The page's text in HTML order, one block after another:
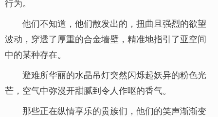
他们不知道，他们散发出的，扭曲且强烈的欲望
波动，穿透了厚重的合金墙壁，精准地指引了亚空间
中的某种存在。
避难所华丽的水晶吊灯突然闪烁起妖异的粉色光
芒，空气中弥漫开甜腻到令人作呕的香气。
那些正在纵情享乐的贵族们，他们的笑声渐渐变